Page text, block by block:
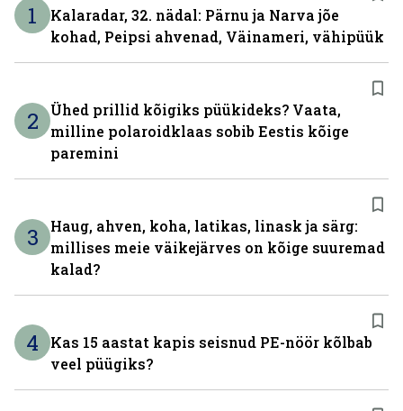
1
Kalaradar, 32. nädal: Pärnu ja Narva jõe
kohad, Peipsi ahvenad, Väinameri, vähipüük
2
Ühed prillid kõigiks püükideks? Vaata,
milline polaroidklaas sobib Eestis kõige
paremini
3
Haug, ahven, koha, latikas, linask ja särg:
millises meie väikejärves on kõige suuremad
kalad?
4
Kas 15 aastat kapis seisnud PE-nöör kõlbab
veel püügiks?